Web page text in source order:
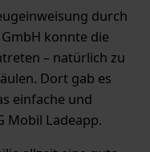
durch
konnte die
– natürlich zu
Dort gab es
einfache und
Mobil Ladeapp.